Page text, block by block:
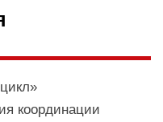
координации